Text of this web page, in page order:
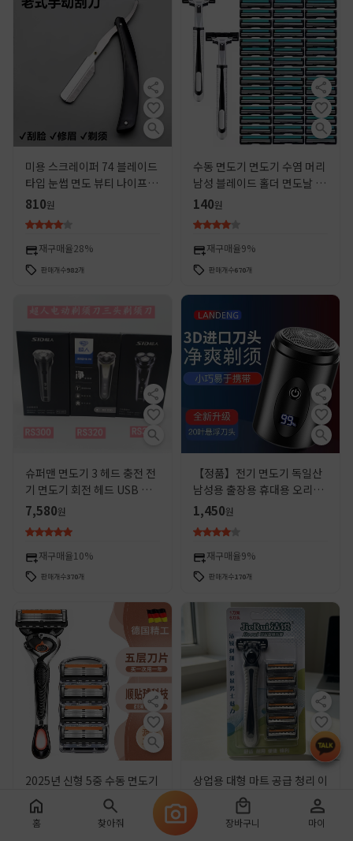
홈 찾아줘 장바구니 마이
미용 스크레이퍼 74 블레이드
타입 눈썹 면도 뷰티 나이프 홀
더 전문 측면 면도 면도 얼굴
810원
재구매율28%
판매개수982개
수동 면도기 면도기 수염 머리
남성 블레이드 홀더 면도날 면
도날 제조 업체 재고 도매
140원
재구매율9%
판매개수670개
슈퍼맨 면도기 3 헤드 충전 전
기 면도기 회전 헤드 USB 충
전 RS 300 320 322
7,580원
재구매율 10%
판매개수370개
【정품】전기 면도기 독일산
남성용 출장용 휴대용 오리지
널 자동 디지털 디스플레이
2024년 신형
1,450원
재구매율9%
판매개수170개
2025년 신형 5중 수동 면도기
휴대용 제모 면도기 다중 레이
어 면도날 스테인리스 면도기
해외 판매
920
상업용 대형 마트 공급 청리 이
중 센서 면도날 구식 수동 면도
기 남성용 수염 면도기 1개 면
도기 6개 면도날
620